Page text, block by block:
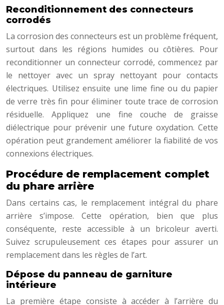
Reconditionnement des connecteurs
corrodés
La corrosion des connecteurs est un problème fréquent,
surtout dans les régions humides ou côtières. Pour
reconditionner un connecteur corrodé, commencez par
le nettoyer avec un spray nettoyant pour contacts
électriques. Utilisez ensuite une lime fine ou du papier
de verre très fin pour éliminer toute trace de corrosion
résiduelle. Appliquez une fine couche de graisse
diélectrique pour prévenir une future oxydation. Cette
opération peut grandement améliorer la fiabilité de vos
connexions électriques.
Procédure de remplacement complet
du phare arrière
Dans certains cas, le remplacement intégral du phare
arrière s’impose. Cette opération, bien que plus
conséquente, reste accessible à un bricoleur averti.
Suivez scrupuleusement ces étapes pour assurer un
remplacement dans les règles de l’art.
Dépose du panneau de garniture
intérieure
La première étape consiste à accéder à l’arrière du